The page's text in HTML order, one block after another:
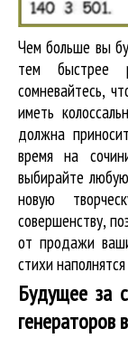
Чем больше вы
тем быстрее
сомневайтесь,
иметь
должна
время на
выбирайте
новую
совершенству,
от продажи
стихи
Будущее за
генераторов